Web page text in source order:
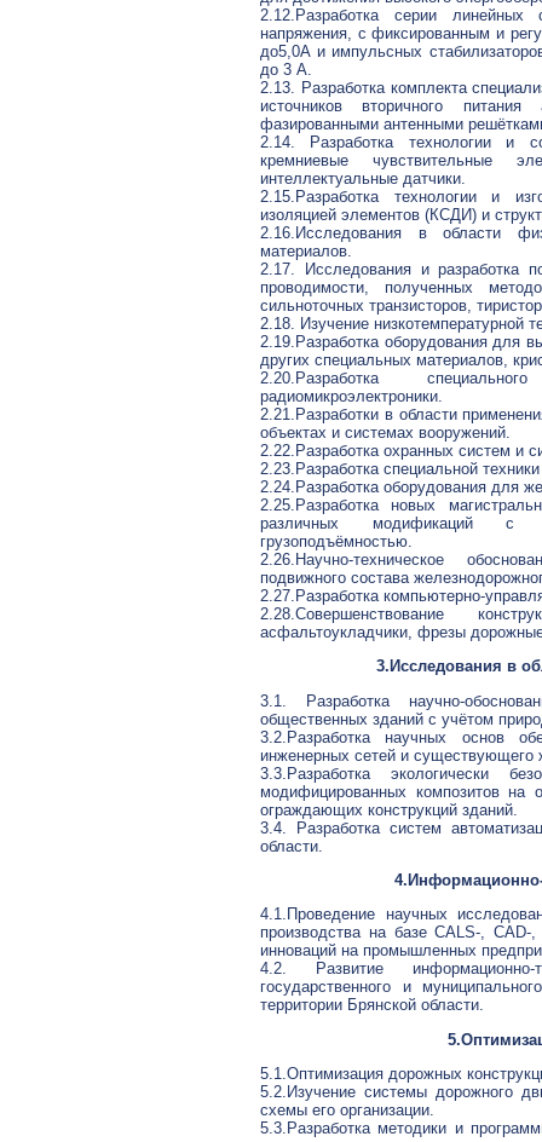
2.12.Разработка серии
напряжения, с фиксированным и
до5,0А и импульсных
до 3 А.
2.13. Разработка комплекта
источников вторичного
фазированными антенными
2.14. Разработка технологии и
кремниевые чувствительные
интеллектуальные датчики.
2.15.Разработка технологии и
изоляцией элементов (КСДИ) и
2.16.Исследования в области
материалов.
2.17. Исследования и разработка
проводимости, полученных
сильноточных транзисторов,
2.18. Изучение низкотемпературной
2.19.Разработка оборудования для
других специальных материалов,
2.20.Разработка
радиомикроэлектроники.
2.21.Разработки в области
объектах и системах вооружений.
2.22.Разработка охранных систем и
2.23.Разработка специальной
2.24.Разработка оборудования для
2.25.Разработка новых
различных модификаций с
грузоподъёмностью.
2.26.Научно-техническое
подвижного состава
2.27.Разработка компьютерно-
2.28.Совершенствование
асфальтоукладчики, фрезы
3.Исследования в
3.1. Разработка научно-
общественных зданий с учётом
3.2.Разработка научных основ
инженерных сетей и существующего
3.3.Разработка экологически
модифицированных композитов
ограждающих конструкций зданий.
3.4. Разработка систем
области.
4.1.Проведение научных
производства на базе CALS-,
инноваций на промышленных
4.2. Развитие информационно-
государственного и
территории Брянской области.
5.1.Оптимизация дорожных
5.2.Изучение системы дорожного
схемы его организации.
5.3.Разработка методики и